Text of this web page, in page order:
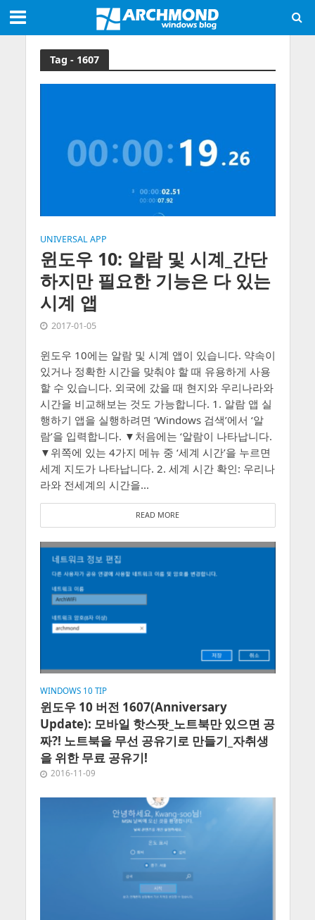
Tag - 1607
UNIVERSAL APP
윈도우 10: 알람 및 시계_간단
하지만 필요한 기능은 다 있는
시계 앱
2017-01-05
윈도우 10에는 알람 및 시계 앱이 있습니다. 약속이
있거나 정확한 시간을 맞춰야 할 때 유용하게 사용
할 수 있습니다. 외국에 갔을 때 현지와 우리나라와
시간을 비교해보는 것도 가능합니다. 1. 알람 앱 실
행하기 앱을 실행하려면 ‘Windows 검색’에서 ‘알
람’을 입력합니다. ▼처음에는 ‘알람이 나타납니다.
▼위쪽에 있는 4가지 메뉴 중 ‘세계 시간’을 누르면
세계 지도가 나타납니다. 2. 세계 시간 확인: 우리나
라와 전세계의 시간을...
READ MORE
WINDOWS 10 TIP
윈도우 10 버전 1607(Anniversary
Update): 모바일 핫스팟_노트북만 있으면 공
짜?! 노트북을 무선 공유기로 만들기_자취생
을 위한 무료 공유기!
2016-11-09